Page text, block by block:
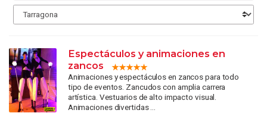
Espectáculos y animaciones en
zancos
Animaciones y espectáculos en zancos para todo
tipo de eventos. Zancudos con amplia carrera
artística. Vestuarios de alto impacto visual.
Animaciones divertidas ...